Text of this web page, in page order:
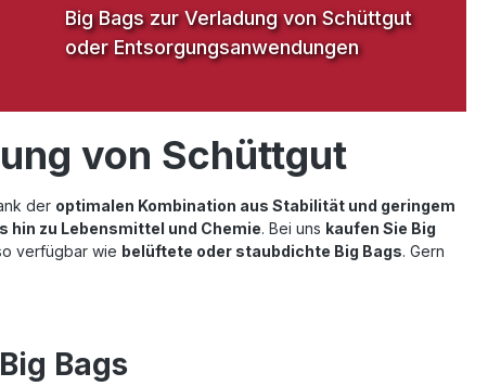
Big Bags zur Verladung von Schüttgut
oder Entsorgungsanwendungen
von Schüttgut
der optimalen Kombination aus Stabilität und geringem
hin zu Lebensmittel und Chemie. Bei uns kaufen Sie Big
verfügbar wie belüftete oder staubdichte Big Bags. Gern
Bags